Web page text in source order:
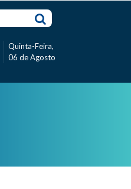
Quinta-Feira,
06 de Agosto